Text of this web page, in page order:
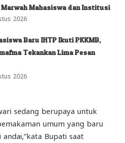
Marwah Mahasiswa dan Institusi
2026
Baru IHTP Ikuti PKKMB,
Tekankan Lima Pesan
2026
sedang berupaya untuk
umum yang baru
Bupati saat